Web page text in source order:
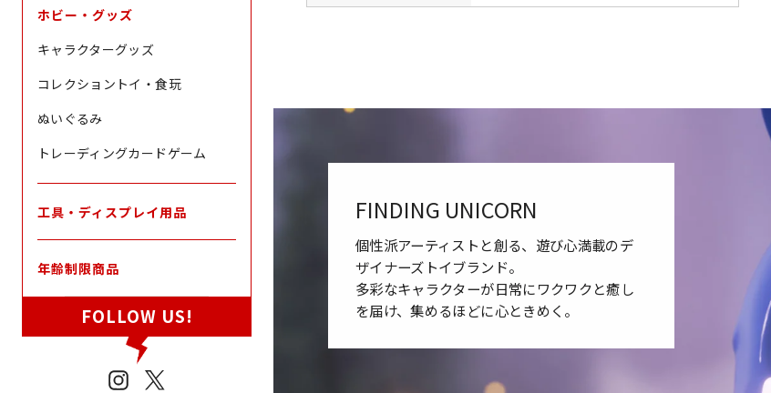
ホビー・グッズ
キャラクターグッズ
コレクショントイ・食玩
ぬいぐるみ
トレーディングカードゲーム
工具・ディスプレイ用品
年齢制限商品
FOLLOW US!
Instagram
FINDING UNICORN
個性派アーティストと創る、遊び心満載のデ
ザイナーズトイブランド。
多彩なキャラクターが日常にワクワクと癒し
を届け、集めるほどに心ときめく。